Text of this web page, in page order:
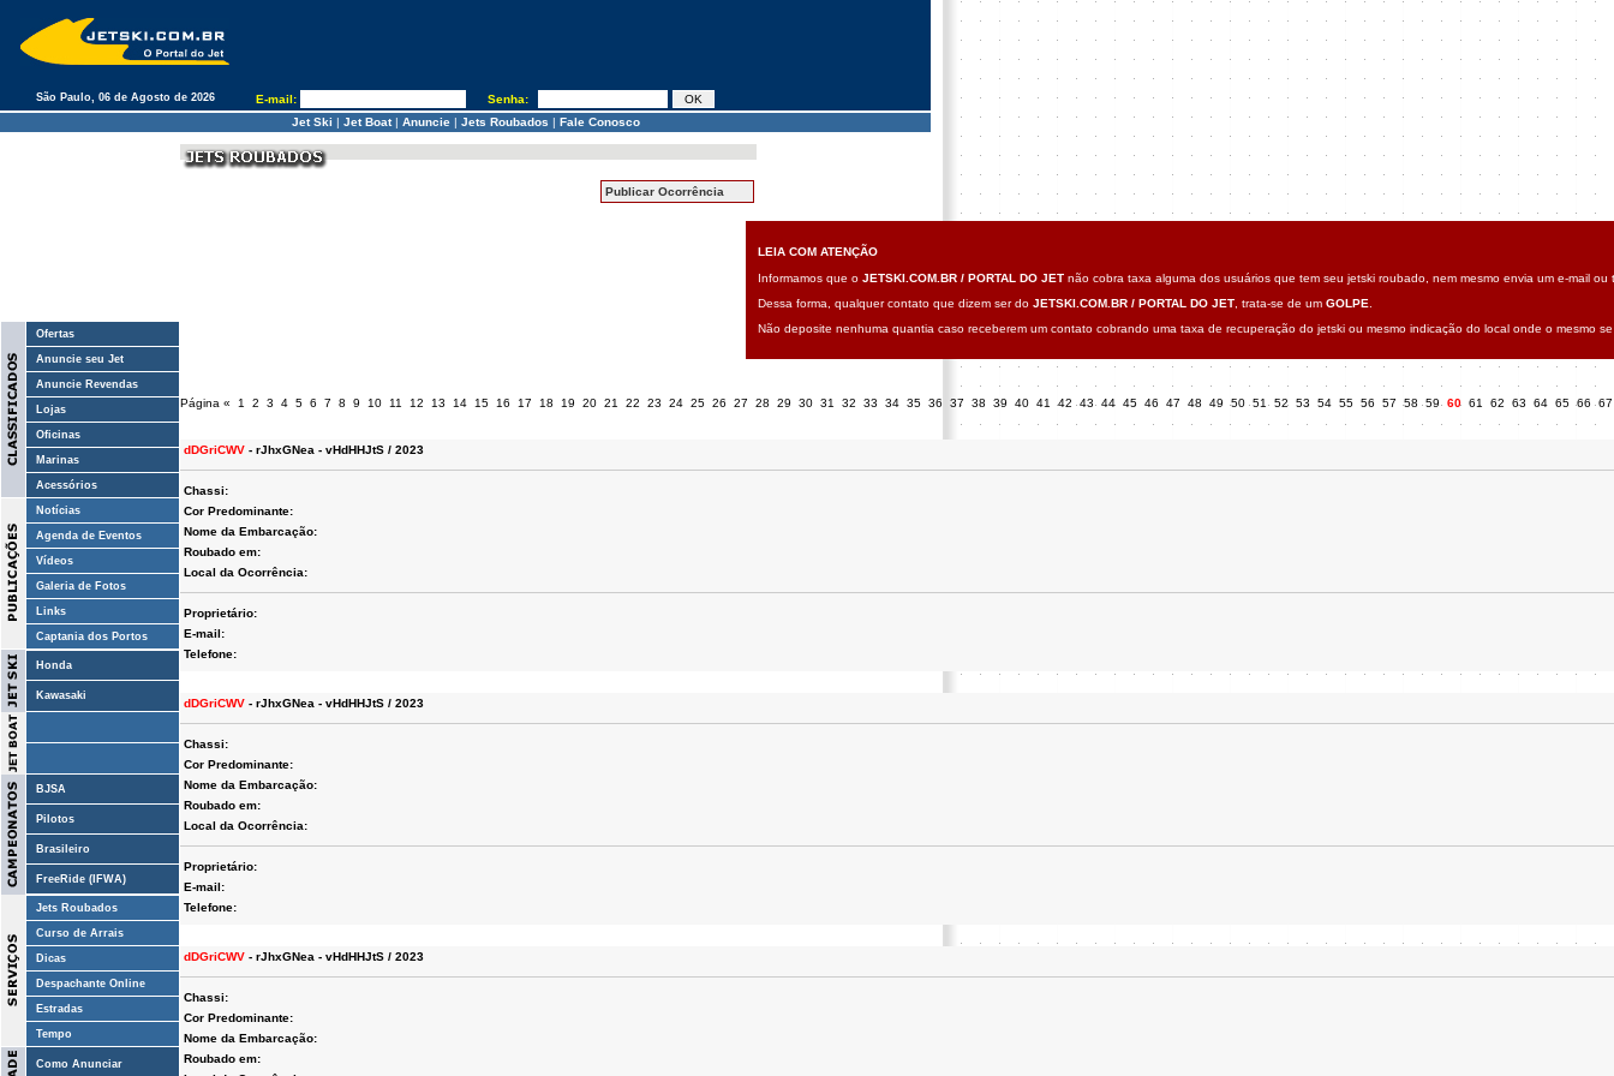
São Paulo, 06 de Agosto de 2026 E-mail:
Senha:
Jet Ski | Jet Boat| Anuncie| Jets Roubados | Fale Conosco
Ofertas
Anuncie seu Jet
Anuncie Revendas
Lojas
Oficinas
Marinas
Acessórios
Notícias
Agenda de Eventos
Vídeos
Galeria de Fotos
Links
Captania dos Portos
Honda
Kawasaki
BJSA
Pilotos
Brasileiro
FreeRide (IFWA)
Jets Roubados
Curso de Arrais
Dicas
Despachante Online
Estradas
Tempo
Como Anunciar
Publicar Ocorrência
LEIA COM ATENÇÃO
Informamos que o JETSKI.COM.BR / PORTAL DO JETnão cobra taxa alguma dos usuários que tem seu jetski roubado, nem mesmo envia um e-mail
Dessa forma, qualquer contato que dizem ser do JETSKI.COM.BR / PORTAL DO JET, trata-se de um GOLPE
Não deposite nenhuma quantia caso receberem um contato cobrando uma taxa de recuperação do jetski ou mesmo indicação do local onde o mesmo
Página « 1 2 3 4 5 6 7 8 9 10 11 12 13 14 15 16 17 18 19 20 21 22 23 24 25 26 27 28 29 30 31 32 33 34 35 36 37 38 39 40 41 42 43 44 45 46 47 48 49 50 51 52 53 54 55 56 57 58 59 60 61 62 63 64 65 66
dDGriCWV - rJhxGNea - vHdHHJtS / 2023
Chassi:
Cor Predominante:
Nome da Embarcação:
Roubado em:
Local da Ocorrência:
Proprietário:
E-mail:
Telefone:
dDGriCWV - rJhxGNea - vHdHHJtS / 2023
Chassi:
Cor Predominante:
Nome da Embarcação:
Roubado em:
Local da Ocorrência:
Proprietário:
E-mail:
Telefone:
dDGriCWV - rJhxGNea - vHdHHJtS / 2023
Chassi:
Cor Predominante:
Nome da Embarcação:
Roubado em: